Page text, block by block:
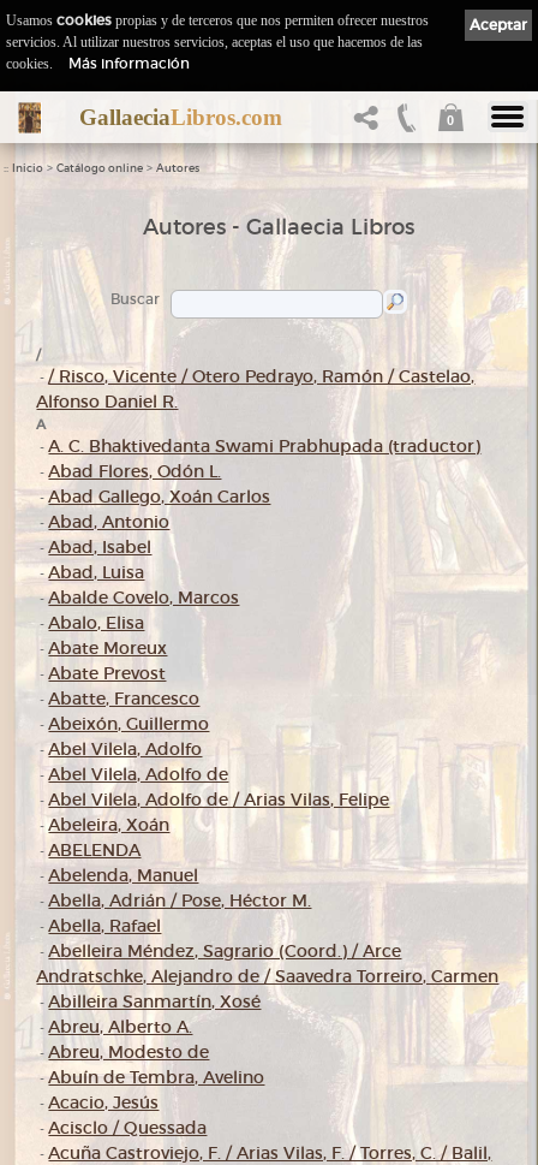
GallaeciaLibros.com 0
:: Inicio > Catálogo online > Autores
Autores - Gallaecia Libros
Buscar
/
-/ Risco, Vicente / Otero Pedrayo, Ramón / Castelao,
Alfonso Daniel R.
A
-A. C. Bhaktivedanta Swami Prabhupada (traductor)
-Abad Flores, Odón L.
-Abad Gallego, Xoán Carlos
-Abad, Antonio
-Abad, Isabel
-Abad, Luisa
-Abalde Covelo, Marcos
-Abalo, Elisa
-Abate Moreux
-Abate Prevost
-Abatte, Francesco
-Abeixón, Guillermo
-Abel Vilela, Adolfo
-Abel Vilela, Adolfo de
-Abel Vilela, Adolfo de / Arias Vilas, Felipe
-Abeleira, Xoán
-ABELENDA
-Abelenda, Manuel
-Abella, Adrián / Pose, Héctor M.
-Abella, Rafael
-Abelleira Méndez, Sagrario (Coord.) / Arce
Andratschke, Alejandro de / Saavedra Torreiro, Carmen
-Abilleira Sanmartín, Xosé
-Abreu, Alberto A.
-Abreu, Modesto de
-Abuín de Tembra, Avelino
-Acacio, Jesús
-Acisclo / Quessada
-Acuña Castroviejo, F. / Arias Vilas, F. / Torres, C. / Balil,
Aceptar
Usamos cookies propias y de terceros que nos permiten ofrecer nuestros
servicios. Al utilizar nuestros servicios, aceptas el uso que hacemos de las
cookies.
Más información